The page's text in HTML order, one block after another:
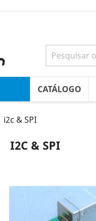
CATÁLOGO
i2c & SPI
I2C & SPI